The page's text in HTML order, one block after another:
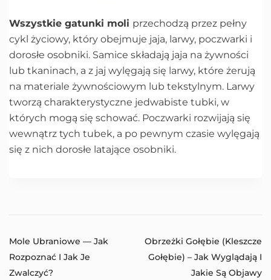
Wszystkie gatunki moli przechodzą przez pełny
cykl życiowy, który obejmuje jaja, larwy, poczwarki i
dorosłe osobniki. Samice składają jaja na żywności
lub tkaninach, a z jaj wylęgają się larwy, które żerują
na materiale żywnościowym lub tekstylnym. Larwy
tworzą charakterystyczne jedwabiste tubki, w
których mogą się schować. Poczwarki rozwijają się
wewnątrz tych tubek, a po pewnym czasie wylęgają
się z nich dorosłe latające osobniki.
Mole Ubraniowe — Jak
Rozpoznać I Jak Je
Zwalczyć?
Obrzeżki Gołębie (kleszcze
Gołębie) – Jak Wyglądają I
Jakie Są Objawy